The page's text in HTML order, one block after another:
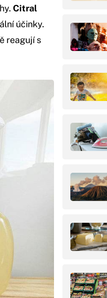
Citral
účinky.
reagují s